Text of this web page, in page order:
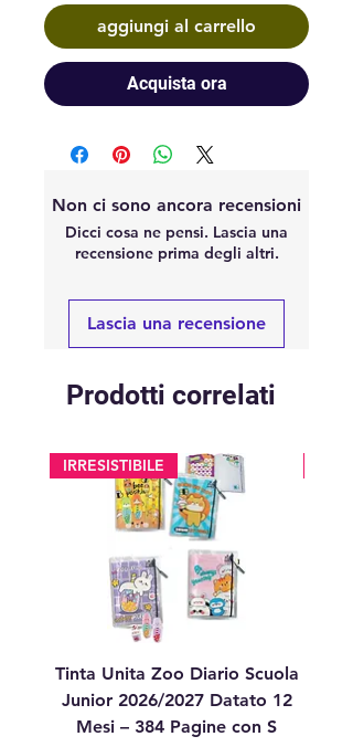
aggiungi al carrello
Acquista ora
Non ci sono ancora recensioni
Dicci cosa ne pensi. Lascia una
recensione prima degli altri.
Lascia una recensione
Prodotti correlati
IRRESISTIBILE
Tinta Unita Zoo Diario Scuola
Junior 2026/2027 Datato 12
Mesi – 384 Pagine con S